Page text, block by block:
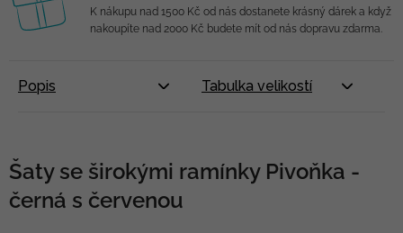
K nákupu nad 1500 Kč od nás dostanete krásný dárek a když
nakoupíte nad 2000 Kč budete mít od nás dopravu zdarma.
Popis Tabulka velikostí
Šaty se širokými ramínky Pivoňka -
černá s červenou